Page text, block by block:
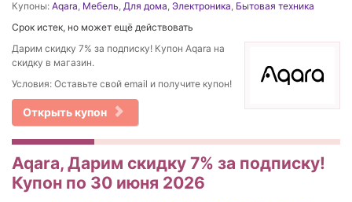
Купоны: Aqara, Мебель, Для дома, Электроника, Бытовая техника
Срок истек, но может ещё действовать
Дарим скидку 7% за подписку! Купон Aqara на
скидку в магазин.
Условия: Оставьте свой email и получите купон!
Открыть купон
Aqara, Дарим скидку 7% за подписку!
Купон по 30 июня 2026